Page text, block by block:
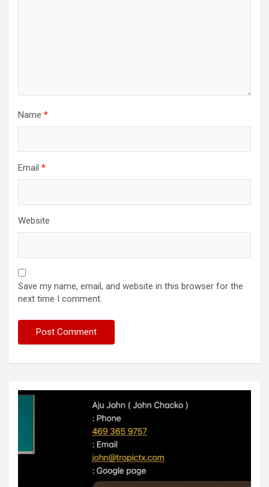
Name *
Email *
Website
Save my name, email, and website in this browser for the
next time I comment.